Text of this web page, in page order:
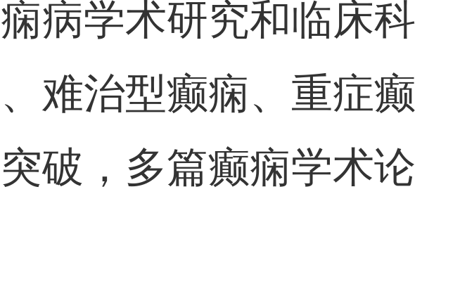
病学术研究和临床科
难治型癫痫、重症癫
破，多篇癫痫学术论